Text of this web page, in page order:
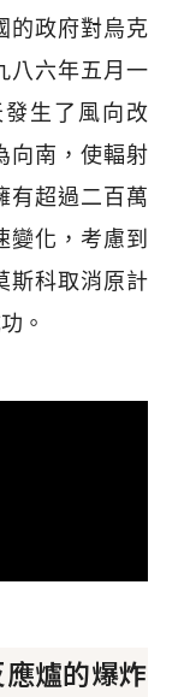
的政府對烏克
八六年五月一
生了風向改
向南，使輻射
有超過二百萬
變化，考慮到
斯科取消原計
。
爐的爆炸